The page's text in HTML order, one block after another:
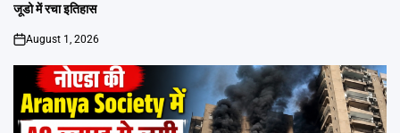
जूडो में रचा इतिहास
on
August 1, 2026